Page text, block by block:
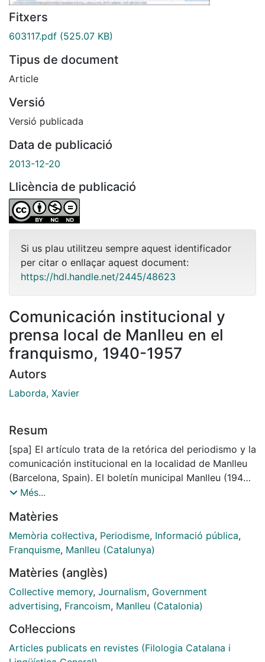
Fitxers
603117.pdf (525.07 KB)
Tipus de document
Article
Versió
Versió publicada
Data de publicació
2013-12-20
Llicència de publicació
Si us plau utilitzeu sempre aquest identificador
per citar o enllaçar aquest document:
https://hdl.handle.net/2445/48623
Comunicación institucional y
prensa local de Manlleu en el
franquismo, 1940-1957
Autors
Laborda, Xavier
Resum
[spa] El artículo trata de la retórica del periodismo y la
comunicación institucional en la localidad de Manlleu
(Barcelona, Spain). El boletín municipal Manlleu (1940-
1957) fue una cabecera local en el franquismo de
El estudio muestra cómo creó la propaganda política
una memoria histórica con el martirologio y los
agravios de la República. Esta investigación forma
Celebratio et oratio. Y contribuye a los repertorios
históricos de comunicación local e institucional
(ReCoLI). El repertorio combina los ámbitos del
una perspectiva histórica. "Institutional communication
and local press during the Franco regime in Manlleu
Més...
Matèries
Memòria col·lectiva, Periodisme, Informació pública,
Franquisme, Manlleu (Catalunya)
Matèries (anglès)
Collective memory, Journalism, Government
advertising, Francoism, Manlleu (Catalonia)
Col·leccions
Articles publicats en revistes (Filologia Catalana i